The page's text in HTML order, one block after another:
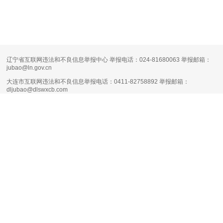
辽宁省互联网违法和不良信息举报中心 举报电话：024-81680063 举报邮箱：
jubao@ln.gov.cn
大连市互联网违法和不良信息举报电话：0411-82758892 举报邮箱：
dljubao@dlswxcb.com